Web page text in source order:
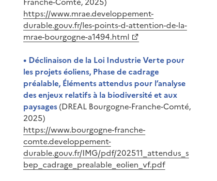
https://www.mrae.developpement-
durable.gouv.fr/les-points-d-attention-de-la-
mrae-bourgogne-a1494.html
• Déclinaison de la Loi Industrie Verte pour
les projets éoliens, Phase de cadrage
préalable, Éléments attendus pour l’analyse
des enjeux relatifs à la biodiversité et aux
paysages(DREAL Bourgogne-Franche-Comté,
2025)
https://www.bourgogne-franche-
comte.developpement-
durable.gouv.fr/IMG/pdf/202511_attendus_s
bep_cadrage_prealable_eolien_vf.pdf